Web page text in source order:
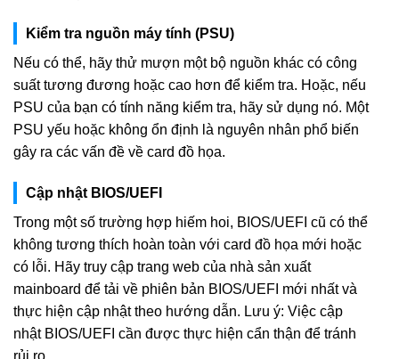
Kiểm tra nguồn máy tính (PSU)
Nếu có thể, hãy thử mượn một bộ nguồn khác có công
suất tương đương hoặc cao hơn để kiểm tra. Hoặc, nếu
PSU của bạn có tính năng kiểm tra, hãy sử dụng nó. Một
PSU yếu hoặc không ổn định là nguyên nhân phổ biến
gây ra các vấn đề về card đồ họa.
Cập nhật BIOS/UEFI
Trong một số trường hợp hiếm hoi, BIOS/UEFI cũ có thể
không tương thích hoàn toàn với card đồ họa mới hoặc
có lỗi. Hãy truy cập trang web của nhà sản xuất
mainboard để tải về phiên bản BIOS/UEFI mới nhất và
thực hiện cập nhật theo hướng dẫn. Lưu ý: Việc cập
nhật BIOS/UEFI cần được thực hiện cẩn thận để tránh